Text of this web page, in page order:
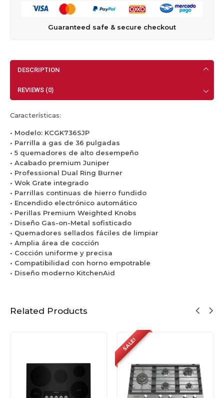
Guaranteed safe & secure checkout
DESCRIPTION
REVIEWS (0)
Características:
• Modelo: KCGK736SJP
• Parrilla a gas de 36 pulgadas
• 5 quemadores de alto desempeño
• Acabado premium Juniper
• Professional Dual Ring Burner
• Wok Grate integrado
• Parrillas continuas de hierro fundido
• Encendido electrónico automático
• Perillas Premium Weighted Knobs
• Diseño Gas-on-Metal sofisticado
• Quemadores sellados fáciles de limpiar
• Amplia área de cocción
• Cocción uniforme y precisa
• Compatibilidad con horno empotrable
• Diseño moderno KitchenAid
Related Products